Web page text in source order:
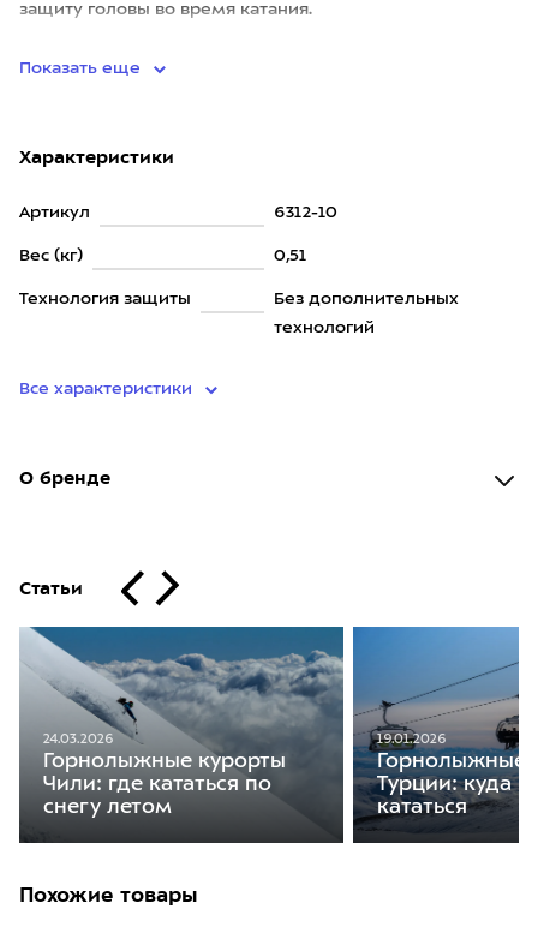
защиту головы во время катания.
Показать еще
Характеристики
Артикул 6312-10
Вес (кг) 0,51
Технология защиты
Без дополнительных
технологий
Все характеристики
О бренде
Статьи
24.03.2026
Горнолыжные курорты
Чили: где кататься по
снегу летом
19.01.2026
Горнолыжные
Турции: куда
кататься
Похожие товары